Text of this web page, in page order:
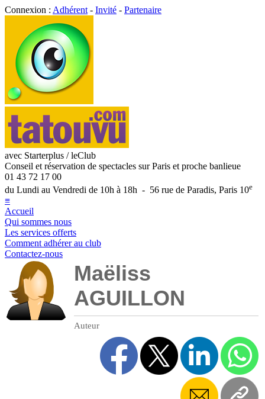
Connexion : Adhérent - Invité - Partenaire
avec Starterplus / leClub
Conseil et réservation de spectacles sur Paris et proche banlieue
01 43 72 17 00
du Lundi au Vendredi de 10h à 18h - 56 rue de Paradis, Paris 10e
≡
Accueil
Qui sommes nous
Les services offerts
Comment adhérer au club
Contactez-nous
Maëliss
AGUILLON
Auteur